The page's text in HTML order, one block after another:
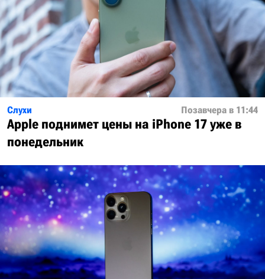
Слухи Позавчера в 11:44
Apple поднимет цены на iPhone 17 уже в
понедельник